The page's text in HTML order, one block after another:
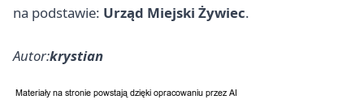
na podstawie: Urząd Miejski Żywiec.
Autor:krystian